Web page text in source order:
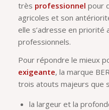
très professionnel pour
agricoles et son
elle s’adresse en priorité
professionnels.
Pour répondre le mieux
exigeante, la marque
trois atouts majeurs que
la largeur et la